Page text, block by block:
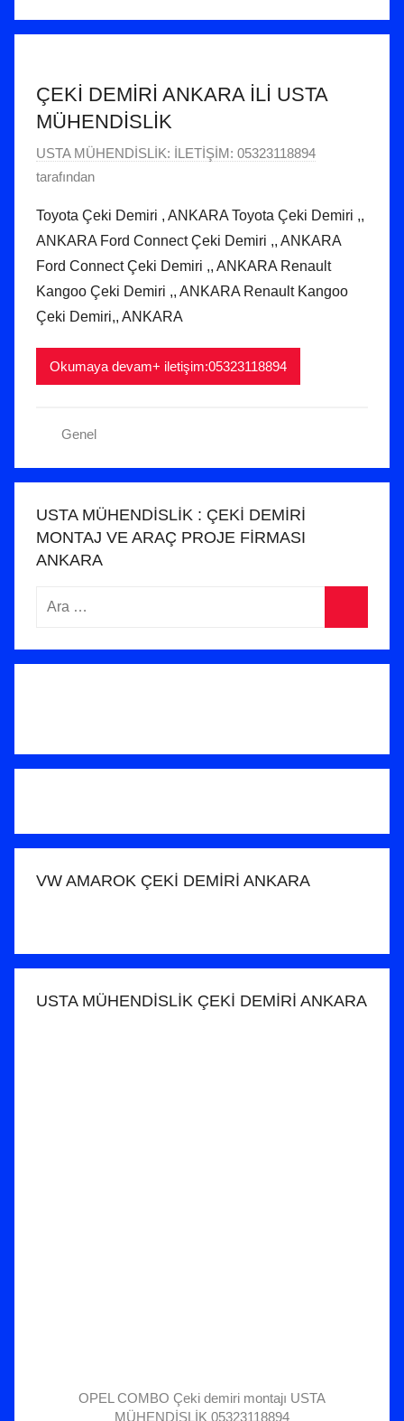
d
ö
n
d
e
l
m
i
ş
ÇEKİ DEMİRİ ANKARA İLİ USTA
MÜHENDİSLİK
2
2
c
a
k
2
0
t
h
n
d
n
ş
USTA MÜHENDİSLİK: İLETİŞİM: 05323118894
tarafından
Toyota Çeki Demiri , ANKARA Toyota Çeki Demiri ,,
ANKARA Ford Connect Çeki Demiri ,, ANKARA
Ford Connect Çeki Demiri ,, ANKARA Renault
Kangoo Çeki Demiri ,, ANKARA Renault Kangoo
Çeki Demiri,, ANKARA
Okumaya devam+ iletişim:05323118894
Genel
USTA MÜHENDİSLİK : ÇEKİ DEMİRİ
MONTAJ VE ARAÇ PROJE FİRMASI
ANKARA
Arama:
VW AMAROK ÇEKİ DEMİRİ ANKARA
USTA MÜHENDİSLİK ÇEKİ DEMİRİ ANKARA
OPEL COMBO Çeki demiri montajı USTA
MÜHENDİSLİK 05323118894